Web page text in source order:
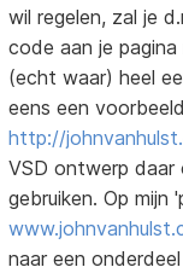
wil regelen, zal je
code aan je
(echt waar) heel
eens een
http://
VSD ontwerp daar
gebruiken. Op
naar een